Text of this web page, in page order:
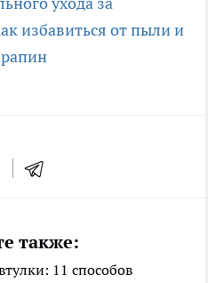
избавиться от пыли и
также:
11 способов